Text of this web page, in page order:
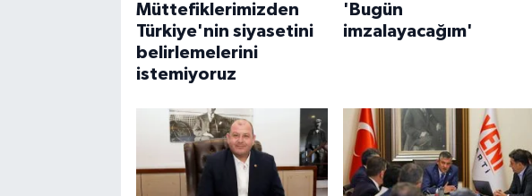
Müttefiklerimizden
Türkiye'nin siyasetini
belirlemelerini
istemiyoruz
'Bugün
imzalayacağım'